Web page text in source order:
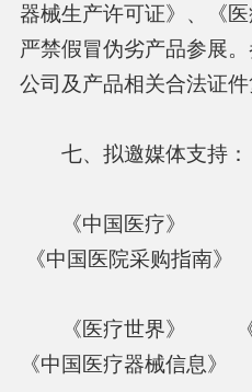
器械生产许可证》、《
严禁假冒伪劣产品参展
公司及产品相关合法证件
七、拟邀媒体支持：
《中国医疗》 《
《中国医院采购指南》
《医疗世界》 《
《中国医疗器械信息》